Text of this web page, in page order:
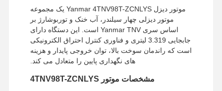
موتور دیزل Yanmar 4TNV98T-ZCNLYS یک مجموعه
موتور دیزلی چهار سیلندر، آب خنک و توربوشارژ بر
اساس سری Yanmar TNV است. این دستگاه دارای
جابجایی 3.319 لیتری و فناوری کنترل احتراق الکترونیکی
است که راندمان سوخت بالا، توان خروجی پایدار و هزینه
های نگهداری پایین را متعادل می کند.
مشخصات موتور 4TNV98T-ZCNLYS